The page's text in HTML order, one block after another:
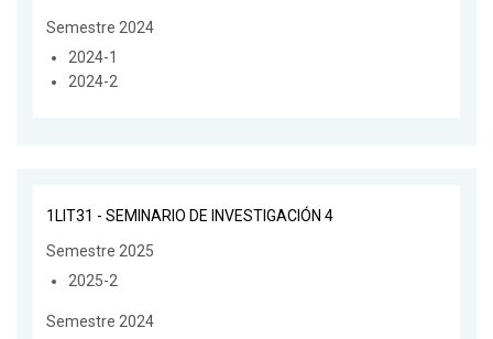
Semestre 2024
2024-1
2024-2
1LIT31 - SEMINARIO DE INVESTIGACIÓN 4
Semestre 2025
2025-2
Semestre 2024